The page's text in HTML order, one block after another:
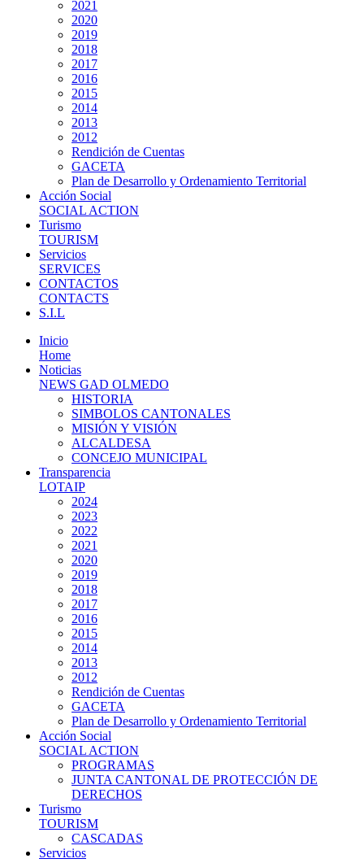
2021
2020
2019
2018
2017
2016
2015
2014
2013
2012
Rendición de Cuentas
GACETA
Plan de Desarrollo y Ordenamiento Territorial
Acción Social
SOCIAL ACTION
Turismo
TOURISM
Servicios
SERVICES
CONTACTOS
CONTACTS
S.I.L
Inicio
Home
Noticias
NEWS GAD OLMEDO
HISTORIA
SIMBOLOS CANTONALES
MISIÓN Y VISIÓN
ALCALDESA
CONCEJO MUNICIPAL
Transparencia
LOTAIP
2024
2023
2022
2021
2020
2019
2018
2017
2016
2015
2014
2013
2012
Rendición de Cuentas
GACETA
Plan de Desarrollo y Ordenamiento Territorial
Acción Social
SOCIAL ACTION
PROGRAMAS
JUNTA CANTONAL DE PROTECCIÓN DE
DERECHOS
Turismo
TOURISM
CASCADAS
Servicios